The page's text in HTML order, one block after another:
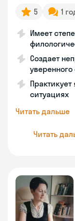
5 1
Имеет
Создает
ситуациях
Читать дальше
Читать